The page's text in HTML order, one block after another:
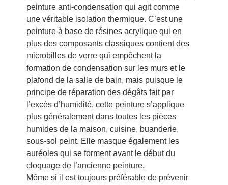
peinture anti-condensation qui agit comme
une véritable isolation thermique. C’est une
peinture à base de résines acrylique qui en
plus des composants classiques contient des
microbilles de verre qui empêchent la
formation de condensation sur les murs et le
plafond de la salle de bain, mais puisque le
principe de réparation des dégâts fait par
l’excès d’humidité, cette peinture s’applique
plus généralement dans toutes les pièces
humides de la maison, cuisine, buanderie,
sous-sol peint. Elle masque également les
auréoles qui se forment avant le début du
cloquage de l’ancienne peinture.
Même si il est toujours préférable de prévenir